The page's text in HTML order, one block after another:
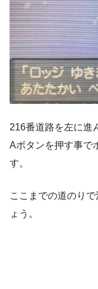
216番道路を左に進
Aボタンを押す事で
す。
ここまでの道のり
ょう。